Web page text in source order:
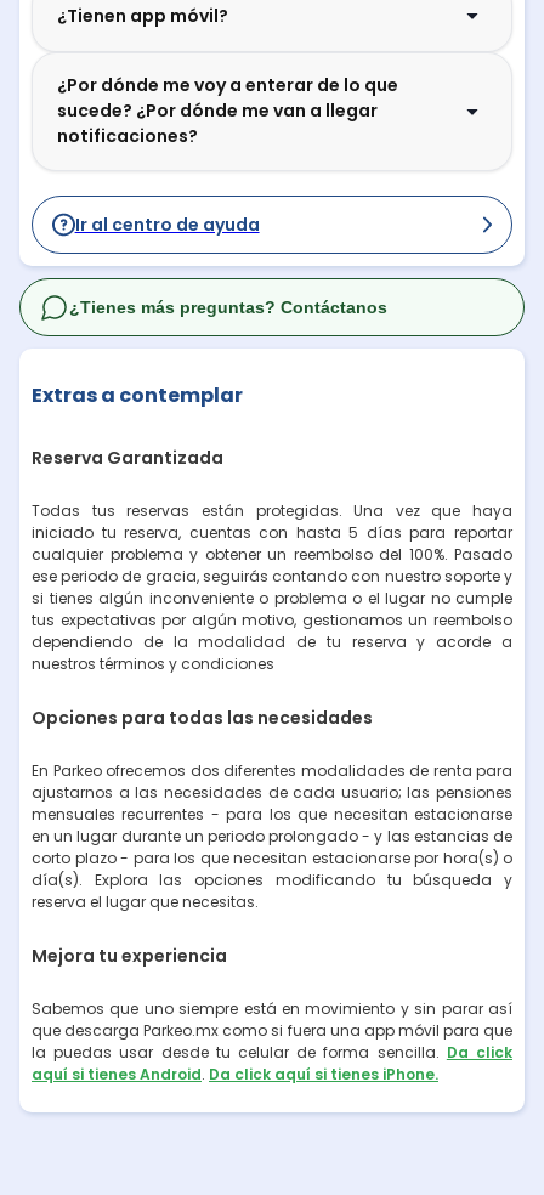
¿Tienen app móvil?
¿Por dónde me voy a enterar de lo que
sucede? ¿Por dónde me van a llegar
notificaciones?
Ir al centro de ayuda
Extras a contemplar
Reserva Garantizada
Todas tus reservas están protegidas. Una vez que haya
iniciado tu reserva, cuentas con hasta 5 días para reportar
cualquier problema y obtener un reembolso del 100%. Pasado
ese periodo de gracia, seguirás contando con nuestro soporte y
si tienes algún inconveniente o problema o el lugar no cumple
tus expectativas por algún motivo, gestionamos un reembolso
dependiendo de la modalidad de tu reserva y acorde a
nuestros términos y condiciones
Opciones para todas las necesidades
En Parkeo ofrecemos dos diferentes modalidades de renta para
ajustarnos a las necesidades de cada usuario; las pensiones
mensuales recurrentes - para los que necesitan estacionarse
en un lugar durante un periodo prolongado - y las estancias de
corto plazo - para los que necesitan estacionarse por hora(s) o
día(s). Explora las opciones modificando tu búsqueda y
reserva el lugar que necesitas.
Mejora tu experiencia
Sabemos que uno siempre está en movimiento y sin parar así
que descarga Parkeo.mx como si fuera una app móvil para que
la puedas usar desde tu celular de forma sencilla. Da click
aquí si tienes Android. Da click aquí si tienes iPhone.
¿Tienes más preguntas? Contáctanos